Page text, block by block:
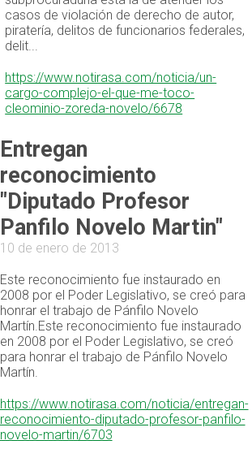
casos de violación de derecho de autor,
piratería, delitos de funcionarios federales,
delit...
https://www.notirasa.com/noticia/un-
cargo-complejo-el-que-me-toco-
cleominio-zoreda-novelo/6678
Entregan
reconocimiento
"Diputado Profesor
Panfilo Novelo Martin"
10 de enero de 2013
Este reconocimiento fue instaurado en
2008 por el Poder Legislativo, se creó para
honrar el trabajo de Pánfilo Novelo
Martín.Este reconocimiento fue instaurado
en 2008 por el Poder Legislativo, se creó
para honrar el trabajo de Pánfilo Novelo
Martín.
https://www.notirasa.com/noticia/entregan-
reconocimiento-diputado-profesor-panfilo-
novelo-martin/6703